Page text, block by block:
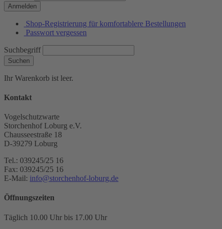
Anmelden
Shop-Registrierung für komfortablere Bestellungen
Passwort vergessen
Suchbegriff
Suchen
Ihr Warenkorb ist leer.
Kontakt
Vogelschutzwarte
Storchenhof Loburg e.V.
Chausseestraße 18
D-39279 Loburg
Tel.: 039245/25 16
Fax: 039245/25 16
E-Mail: info@storchenhof-loburg.de
Öffnungszeiten
Täglich 10.00 Uhr bis 17.00 Uhr